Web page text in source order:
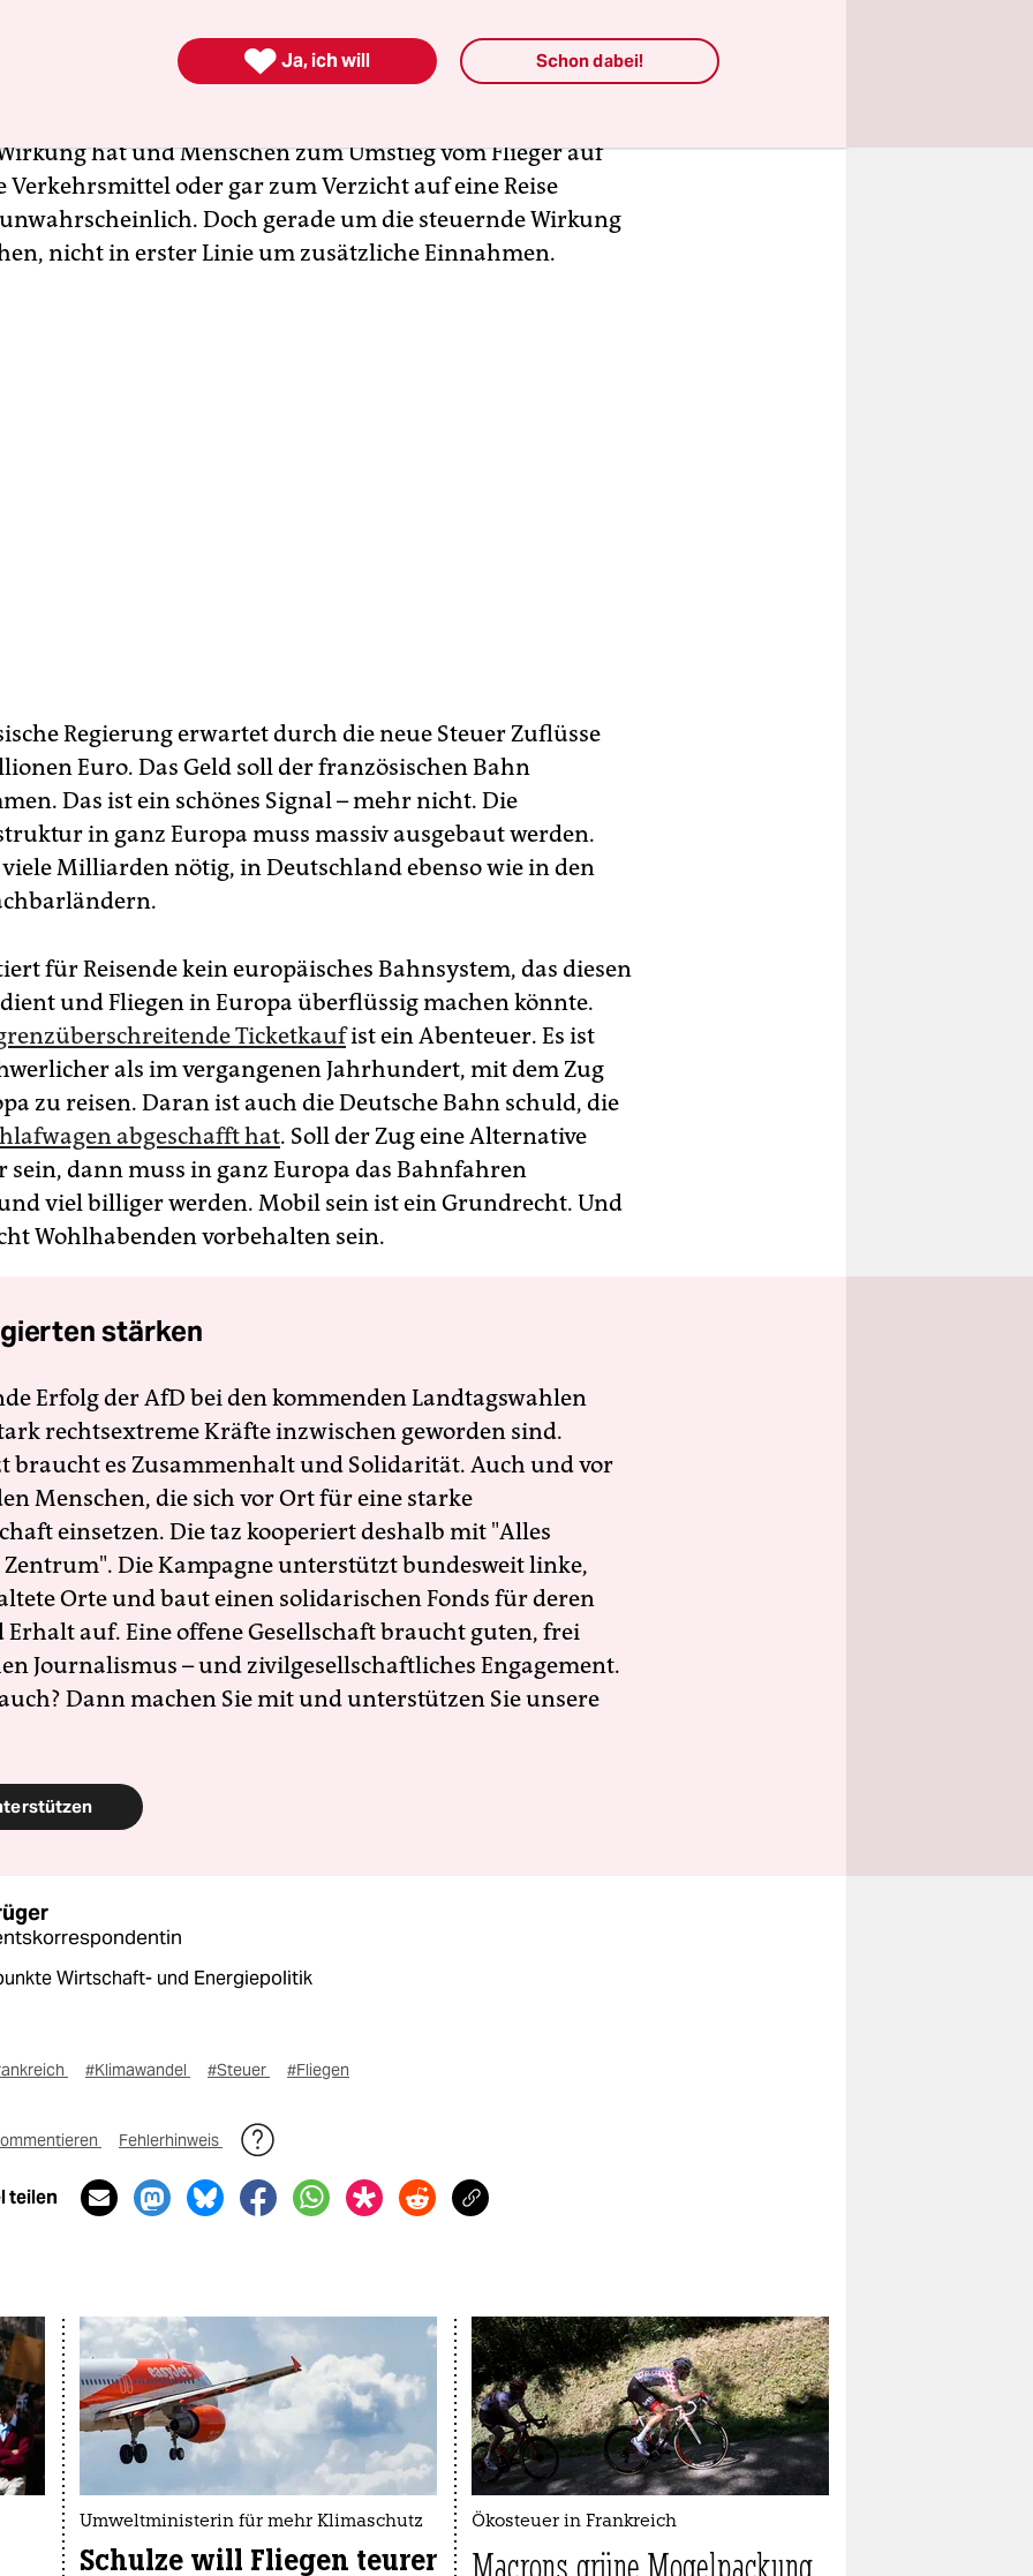
Élisabeth Borne werden sie aufgrund der Abgabe
Euro und 18 Euro mehr kosten. Der höchste Satz wird für
hat und Menschen zum Umstieg vom Flieger auf
Verkehrsmittel oder gar zum Verzicht auf eine Reise
Doch gerade um die steuernde Wirkung
nicht in erster Linie um zusätzliche Einnahmen.
Regierung erwartet durch die neue Steuer Zuflüsse
Euro. Das Geld soll der französischen Bahn
Das ist ein schönes Signal – mehr nicht. Die
in ganz Europa muss massiv ausgebaut werden.
Milliarden nötig, in Deutschland ebenso wie in den
für Reisende kein europäisches Bahnsystem, das diesen
und Fliegen in Europa überflüssig machen könnte.
Ticketkaufist ein Abenteuer. Es ist
als im vergangenen Jahrhundert, mit dem Zug
zu reisen. Daran ist auch die Deutsche Bahn schuld, die
abgeschafft hat. Soll der Zug eine Alternative
sein, dann muss in ganz Europa das Bahnfahren
viel billiger werden. Mobil sein ist ein Grundrecht. Und
Wohlhabenden vorbehalten sein.
stärken
Erfolg der AfD bei den kommenden Landtagswahlen
rechtsextreme Kräfte inzwischen geworden sind.
braucht es Zusammenhalt und Solidarität. Auch und vor
Menschen, die sich vor Ort für eine starke
einsetzen. Die taz kooperiert deshalb mit "Alles
Die Kampagne unterstützt bundesweit linke,
Orte und baut einen solidarischen Fonds für deren
Erhalt auf. Eine offene Gesellschaft braucht guten, frei
Journalismus – und zivilgesellschaftliches Engagement.
Dann machen Sie mit und unterstützen Sie unsere
Wirtschaft- und Energiepolitik
#Klimawandel #Steuer #Fliegen
Fehlerhinweis
teilen
Umweltministerin für mehr Klimaschutz
Schulze will Fliegen teurer
Ökosteuer in Frankreich
 Ja, ich will Schon dabei!